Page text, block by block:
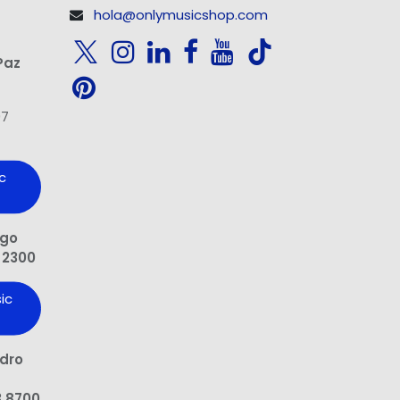
hola@onlymusicshop.com